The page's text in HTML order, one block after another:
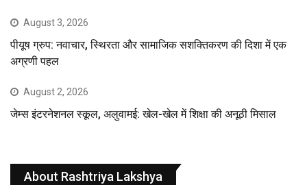
August 3, 2026
पीयूष ग्रुप: नवाचार, स्थिरता और सामाजिक सशक्तिकरण की दिशा में एक
अग्रणी पहल
August 2, 2026
जेम्स इंटरनेशनल स्कूल, अलुवामई: खेल-खेल में शिक्षा की अनूठी मिसाल
About Rashtriya Lakshya